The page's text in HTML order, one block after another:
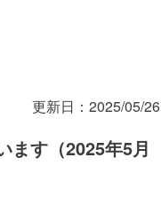
万米ドル）
：1,000万米ドル）
更新日： 2025/05/26
ます（2025年5月